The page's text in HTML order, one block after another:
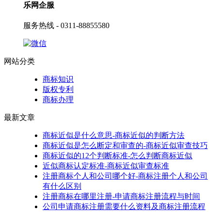
乐网企服
服务热线 - 0311-88855580
网站分类
商标知识
版权专利
商标办理
最新文章
商标近似是什么意思-商标近似的判断方法
商标近似是怎么断定和审查的-商标近似审查技巧
商标近似的12个判断标准-怎么判断商标近似
近似商标认定标准-商标近似审查标准
注册商标个人和公司哪个好-商标注册个人和公司
有什么区别
注册商标在哪里注册-申请商标注册流程与时间
公司申请商标注册需要什么资料及商标注册流程